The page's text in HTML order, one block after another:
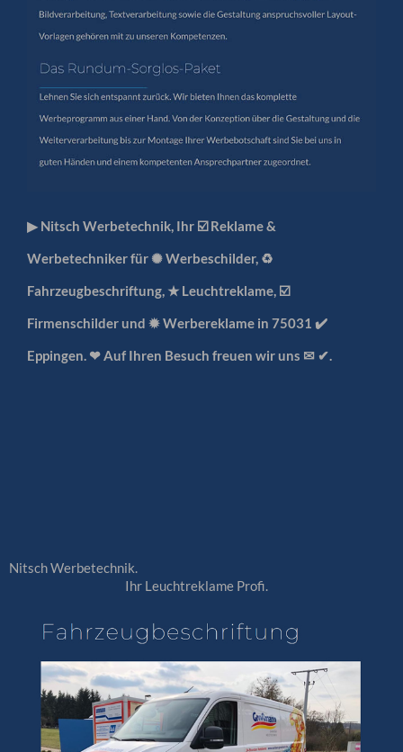
▶︎ Nitsch Werbetechnik, Ihr ☑️ Reklame &
Werbetechniker für ✺ Werbeschilder, ♻
Fahrzeugbeschriftung, ★ Leuchtreklame, ☑️
Firmenschilder und ✹ Werbereklame in 75031 ✔️
Eppingen. ❤ Auf Ihren Besuch freuen wir uns ✉ ✔.
Nitsch Werbetechnik.
Ihr Leuchtreklame Profi.